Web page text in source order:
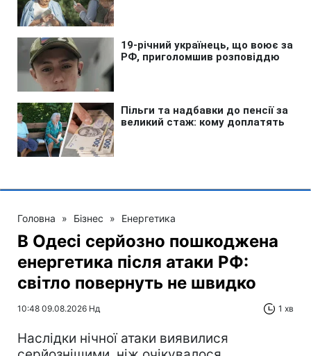
Головна » Бізнес » Енергетика
В Одесі серйозно пошкоджена
енергетика після атаки РФ:
світло повернуть не швидко
10:48 09.08.2026 Нд 1 хв
Наслідки нічної атаки виявилися